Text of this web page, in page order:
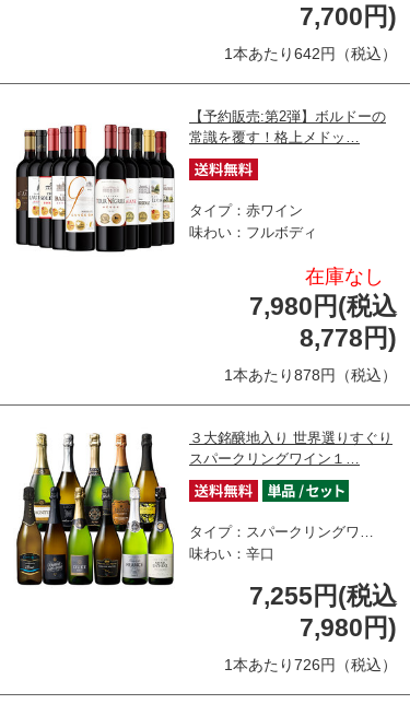
7,700円)
1本あたり642円（税込）
【予約販売:第2弾】ボルドーの
常識を覆す！格上メドッ…
タイプ：赤ワイン
味わい：フルボディ
在庫なし
7,980円(税込
8,778円)
1本あたり878円（税込）
３大銘醸地入り 世界選りすぐり
スパークリングワイン１…
タイプ：スパークリングワ…
味わい：辛口
7,255円(税込
7,980円)
1本あたり726円（税込）